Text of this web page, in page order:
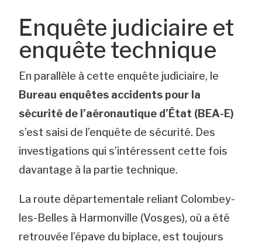
Enquête judiciaire et
enquête technique
En parallèle à cette enquête judiciaire, le
Bureau enquêtes accidents pour la
sécurité de l’aéronautique d’État (BEA-E)
s’est saisi de l’enquête de sécurité. Des
investigations qui s’intéressent cette fois
davantage à la partie technique.
La route départementale reliant Colombey-
les-Belles à Harmonville (Vosges), où a été
retrouvée l’épave du biplace, est toujours